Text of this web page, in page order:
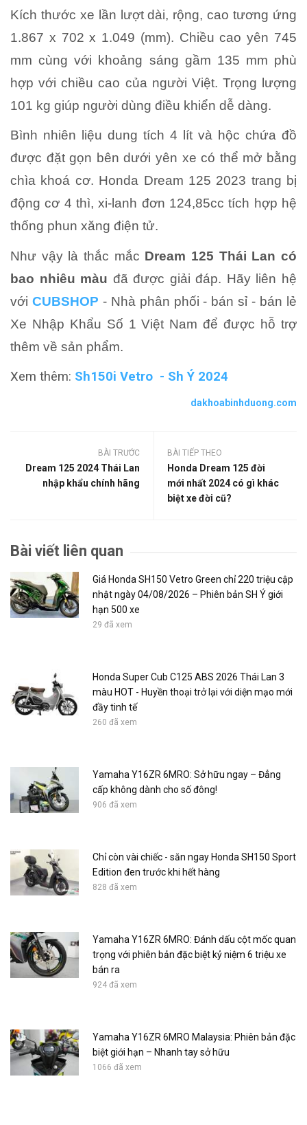
Kích thước xe lần lượt dài, rộng, cao tương ứng
1.867 x 702 x 1.049 (mm). Chiều cao yên 745
mm cùng với khoảng sáng gầm 135 mm phù
hợp với chiều cao của người Việt. Trọng lượng
101 kg giúp người dùng điều khiển dễ dàng.
Bình nhiên liệu dung tích 4 lít và hộc chứa đồ
được đặt gọn bên dưới yên xe có thể mở bằng
chìa khoá cơ. Honda Dream 125 2023 trang bị
động cơ 4 thì, xi-lanh đơn 124,85cc tích hợp hệ
thống phun xăng điện tử.
Như vậy là thắc mắc Dream 125 Thái Lan có
bao nhiêu màu đã được giải đáp. Hãy liên hệ
với CUBSHOP - Nhà phân phối - bán sỉ - bán lẻ
Xe Nhập Khẩu Số 1 Việt Nam để được hỗ trợ
thêm về sản phẩm.
Xem thêm: Sh150i Vetro - Sh Ý 2024
dakhoabinhduong.com
BÀI TRƯỚC
Dream 125 2024 Thái Lan
nhập khẩu chính hãng
BÀI TIẾP THEO
Honda Dream 125 đời
mới nhất 2024 có gì khác
biệt xe đời cũ?
Bài viết liên quan
Giá Honda SH150 Vetro Green chỉ 220 triệu cập
nhật ngày 04/08/2026 – Phiên bản SH Ý giới
hạn 500 xe
29 đã xem
Honda Super Cub C125 ABS 2026 Thái Lan 3
màu HOT - Huyền thoại trở lại với diện mạo mới
đầy tinh tế
260 đã xem
Yamaha Y16ZR 6MRO: Sở hữu ngay – Đẳng
cấp không dành cho số đông!
906 đã xem
Chỉ còn vài chiếc - săn ngay Honda SH150 Sport
Edition đen trước khi hết hàng
828 đã xem
Yamaha Y16ZR 6MRO: Đánh dấu cột mốc quan
trọng với phiên bản đặc biệt kỷ niệm 6 triệu xe
bán ra
924 đã xem
Yamaha Y16ZR 6MRO Malaysia: Phiên bản đặc
biệt giới hạn – Nhanh tay sở hữu
1066 đã xem